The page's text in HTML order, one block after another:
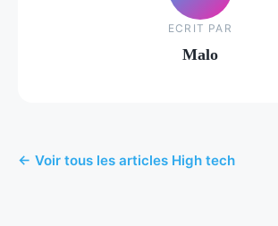
ECRIT PAR
Malo
← Voir tous les articles High tech